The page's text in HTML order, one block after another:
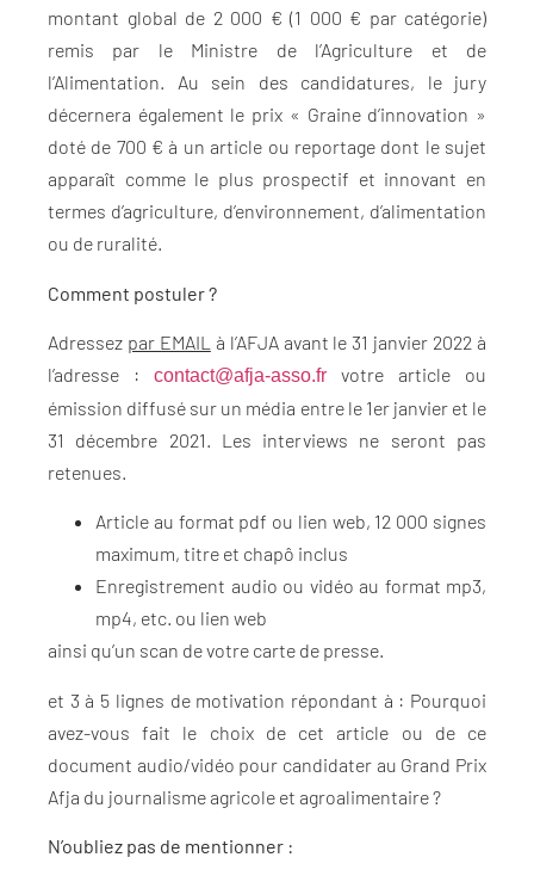
montant global de 2 000 € (1 000 € par catégorie)
remis par le Ministre de l’Agriculture et de
l’Alimentation. Au sein des candidatures, le jury
décernera également le prix « Graine d’innovation »
doté de 700 € à un article ou reportage dont le sujet
apparaît comme le plus prospectif et innovant en
termes d’agriculture, d’environnement, d’alimentation
ou de ruralité.
Comment postuler ?
Adressez par EMAIL à l’AFJA avant le 31 janvier 2022 à
l’adresse : contact@afja-asso.fr votre article ou
émission diffusé sur un média entre le 1er janvier et le
31 décembre 2021. Les interviews ne seront pas
retenues.
Article au format pdf ou lien web, 12 000 signes
maximum, titre et chapô inclus
Enregistrement audio ou vidéo au format mp3,
mp4, etc. ou lien web
ainsi qu’un scan de votre carte de presse.
et 3 à 5 lignes de motivation répondant à : Pourquoi
avez-vous fait le choix de cet article ou de ce
document audio/vidéo pour candidater au Grand Prix
Afja du journalisme agricole et agroalimentaire ?
N’oubliez pas de mentionner :